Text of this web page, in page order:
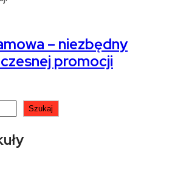
– niezbędny
promocji
Szukaj